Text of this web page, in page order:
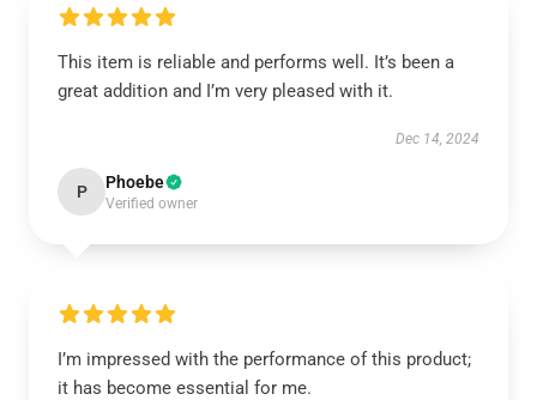
This item is reliable and performs well. It’s been a
great addition and I’m very pleased with it.
Dec 14, 2024
P Phoebe
Verified owner
I’m impressed with the performance of this product;
it has become essential for me.